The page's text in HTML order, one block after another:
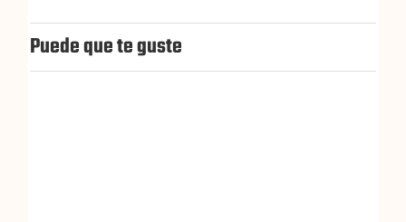
Puede que te guste